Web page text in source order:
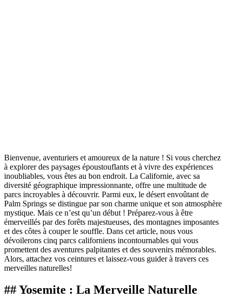
Bienvenue, aventuriers et amoureux de la nature ! Si vous cherchez
à explorer des paysages époustouflants et à vivre des expériences
inoubliables, vous êtes au bon endroit. La Californie, avec sa
diversité géographique impressionnante, offre une multitude de
parcs incroyables à découvrir. Parmi eux, le désert envoûtant de
Palm Springs se distingue par son charme unique et son atmosphère
mystique. Mais ce n’est qu’un début ! Préparez-vous à être
émerveillés par des forêts majestueuses, des montagnes imposantes
et des côtes à couper le souffle. Dans cet article, nous vous
dévoilerons cinq parcs californiens incontournables qui vous
promettent des aventures palpitantes et des souvenirs mémorables.
Alors, attachez vos ceintures et laissez-vous guider à travers ces
merveilles naturelles!
## Yosemite : La Merveille Naturelle